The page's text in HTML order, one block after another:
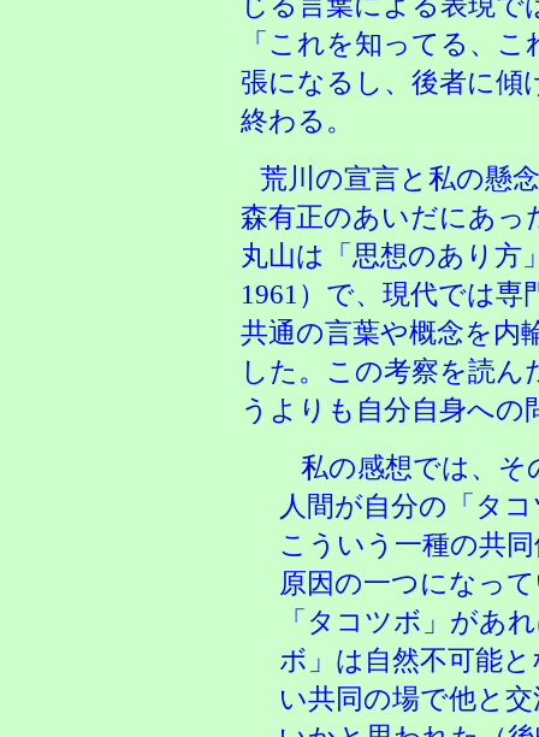
「これを知ってる、
張になるし、後者に傾
終わる。
荒川の宣言と私の懸
森有正のあいだにあっ
丸山は「思想のあり方
1961）で、現代では
共通の言葉や概念を内
した。この考察を読
うよりも自分自身へ
私の感想では、そ
人間が自分の「タ
こういう一種の共
原因の一つになっ
「タコツボ」があ
ボ」は自然不可能
い共同の場で他と